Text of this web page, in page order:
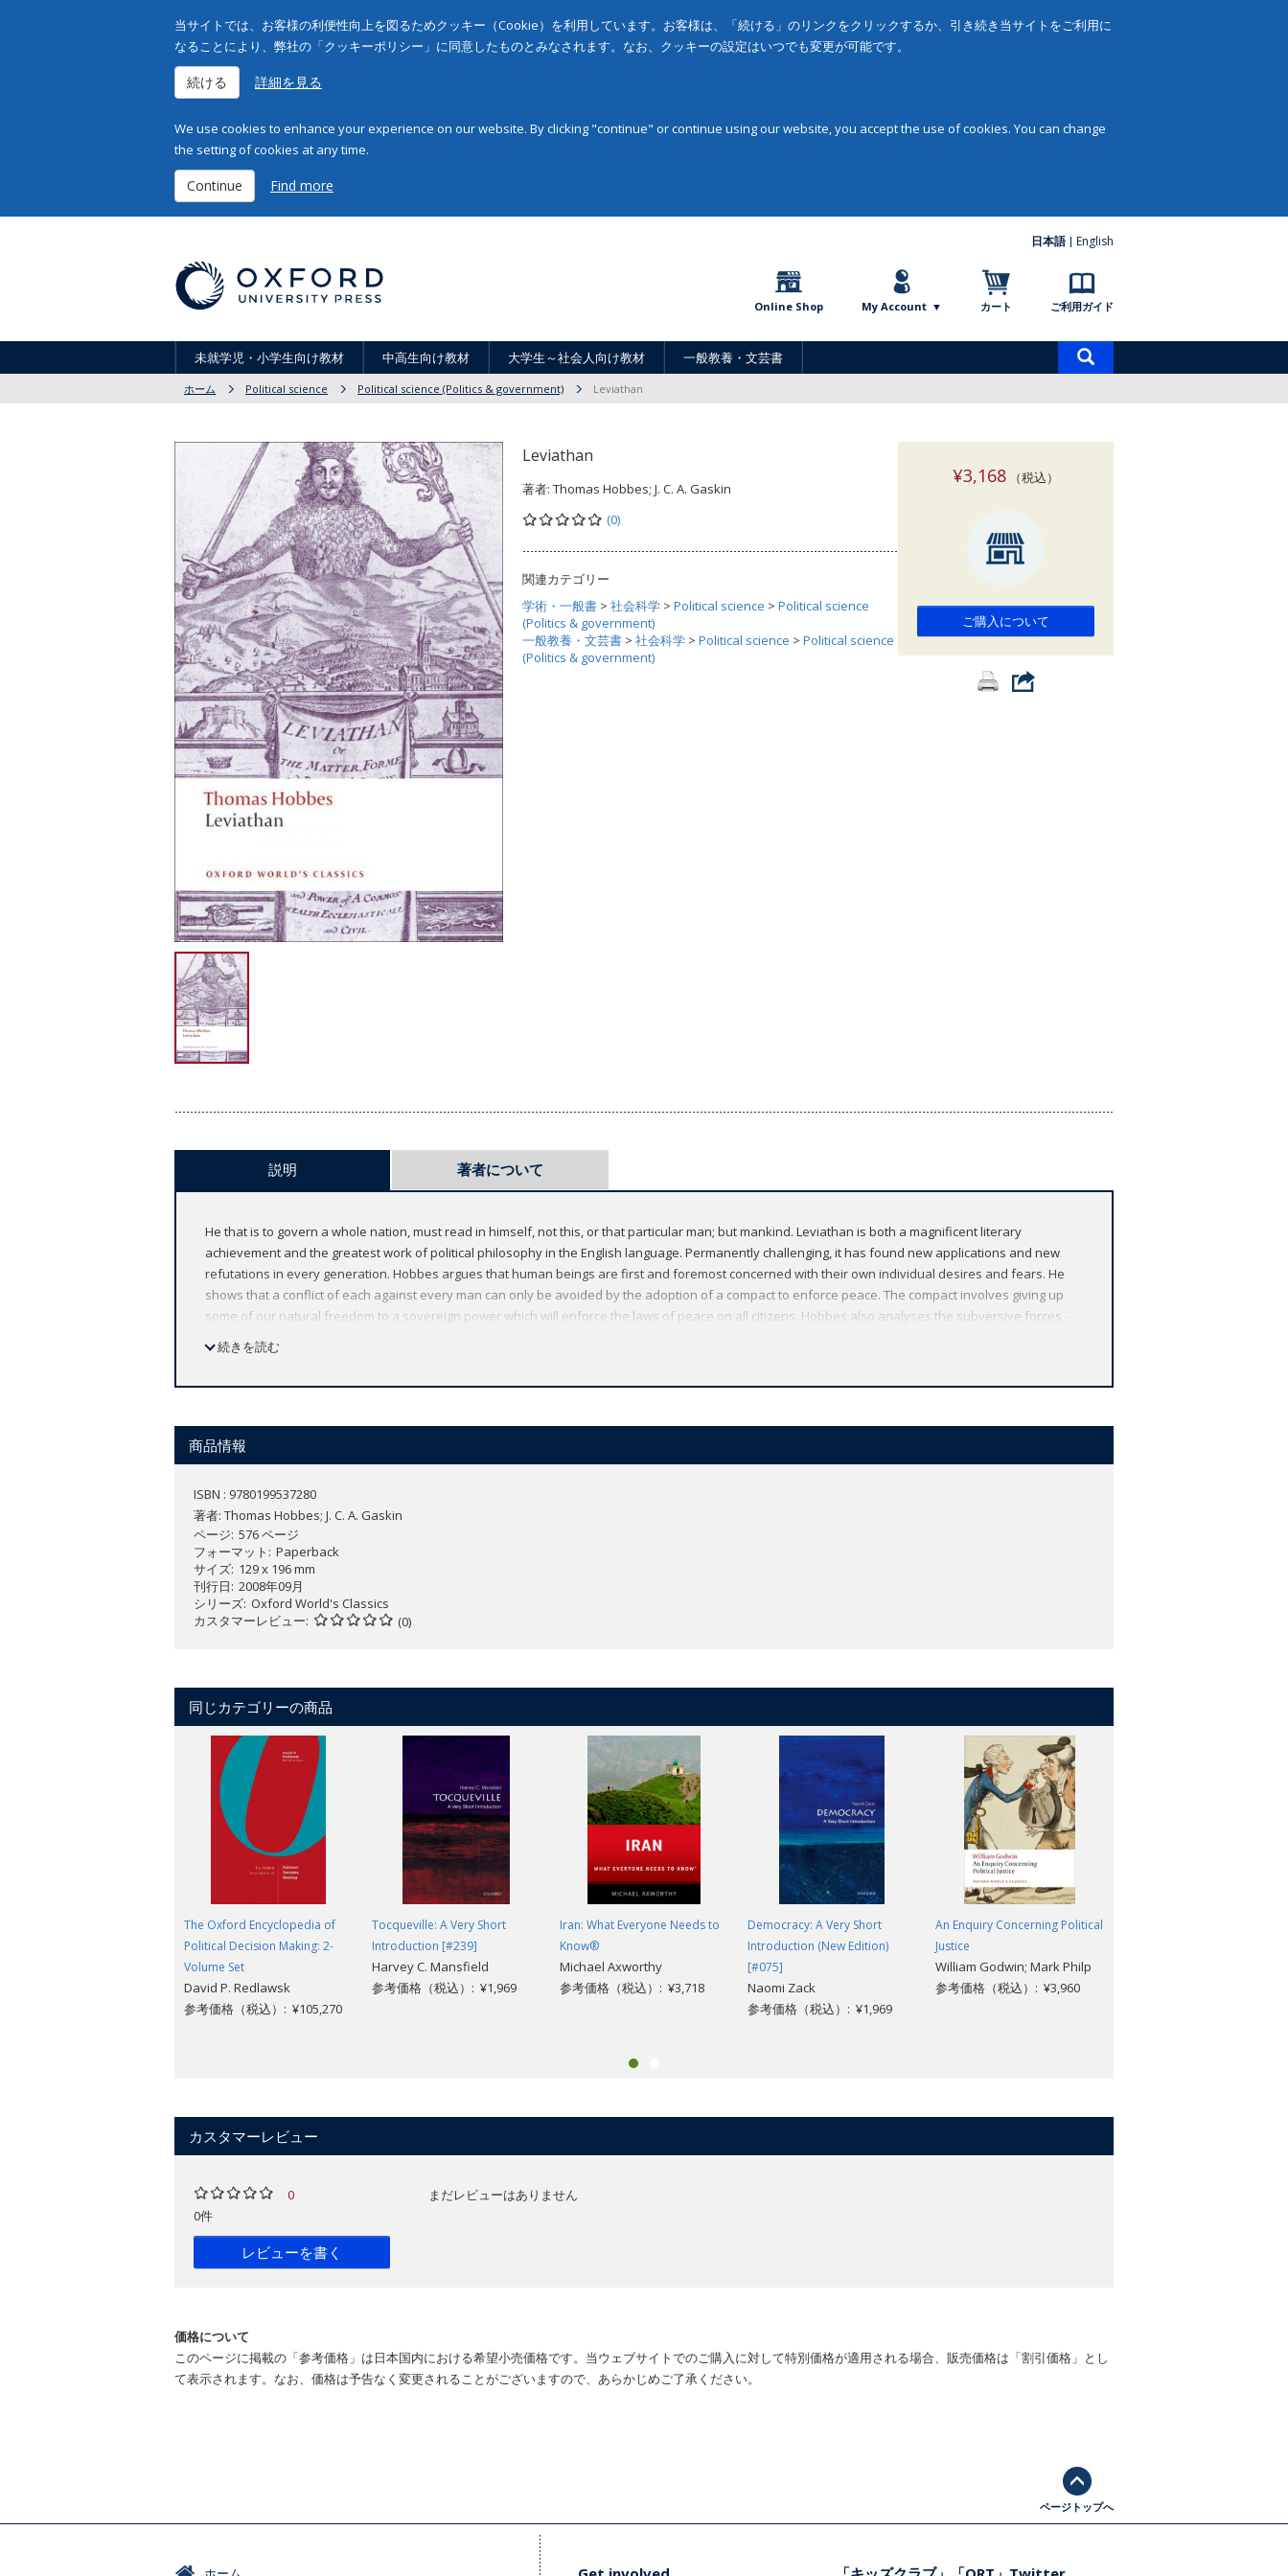
当サイトでは、お客様の利便性向上を図るためクッキー（Cookie）を利用しています。お客様は、「続ける」のリンクをクリックするか、引き続き当サイトをご利用に
なることにより、弊社の「クッキーポリシー」に同意したものとみなされます。なお、クッキーの設定はいつでも変更が可能です。
続ける 詳細を見る
We use cookies to enhance your experience on our website. By clicking "continue" or continue using our website, you accept the use of cookies. You can change
the setting of cookies at any time.
Continue Find more
日本語 English
Online Shop My Account カート ご利用ガイド
未就学児・小学生向け教材 中高生向け教材 大学生～社会人向け教材 一般教養・文芸書
索
ホーム Political science Political science (Politics & government) Leviathan
Leviathan
著者: Thomas Hobbes; J. C. A. Gaskin
(0)
関連カテゴリー
学術・一般書 > 社会科学 > Political science > Political science
(Politics & government)
一般教養・文芸書 > 社会科学 > Political science > Political science
(Politics & government)
¥3,168（税込）
ご購入について
説明 著者について
He that is to govern a whole nation, must read in himself, not this, or that particular man; but mankind. Leviathan is both a magnificent literary
achievement and the greatest work of political philosophy in the English language. Permanently challenging, it has found new applications and new
refutations in every generation. Hobbes argues that human beings are first and foremost concerned with their own individual desires and fears. He
shows that a conflict of each against every man can only be avoided by the adoption of a compact to enforce peace. The compact involves giving up
some of our natural freedom to a sovereign power which will enforce the laws of peace on all citizens. Hobbes also analyses the subversive forces -
reproduces the first printed text, retaining the original punctuation but modernizing the spelling. It offers exceptionally thorough and useful annotation,
affordable volume reflects Oxford's commitment to scholarship, providing the most accurate text plus a wealth of other valuable features, including
expert introductions by leading authorities, helpful notes to clarify the text, up-to-date bibliographies for further study, and much more.
続きを読む
商品情報
ISBN : 9780199537280
著者: Thomas Hobbes; J. C. A. Gaskin
ページ 576 ページ
フォーマット
Paperback
サイズ 129 x 196 mm
刊行日 2008年09月
シリーズ Oxford World's Classics
カスタマーレビュー
(0)
同じカテゴリーの商品
The Oxford Encyclopedia of
Political Decision Making: 2-
Volume Set
David P. Redlawsk
参考価格（税込）: ¥105,270
Tocqueville: A Very Short
Introduction [#239]
Harvey C. Mansfield
参考価格（税込）: ¥1,969
Iran: What Everyone Needs to
Know®
Michael Axworthy
参考価格（税込）: ¥3,718
Democracy: A Very Short
Introduction (New Edition)
[#075]
Naomi Zack
参考価格（税込）: ¥1,969
An Enquiry Concerning Political
Justice
William Godwin; Mark Philp
参考価格（税込）: ¥3,960
カスタマーレビュー
0
0件
レビューを書く
まだレビューはありません
価格について
このページに掲載の「参考価格」は日本国内における希望小売価格です。当ウェブサイトでのご購入に対して特別価格が適用される場合、販売価格は「割引価格」とし
て表示されます。なお、価格は予告なく変更されることがございますので、あらかじめご了承ください。
ページトップへ